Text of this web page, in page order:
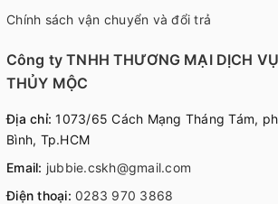
Chính sách vận chuyển và đổi trả
Công ty TNHH THƯƠNG MẠI DỊCH
THỦY MỘC
Địa chỉ: 1073/65 Cách Mạng Tháng Tám,
Bình, Tp.HCM
Email: jubbie.cskh@gmail.com
Điện thoại: 0283 970 3868